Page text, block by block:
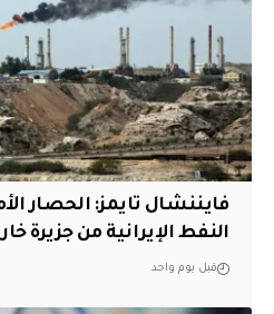
فايننشال تايمز: الحصار
النفط الإيرانية من جزيرة
قبل يوم واحد